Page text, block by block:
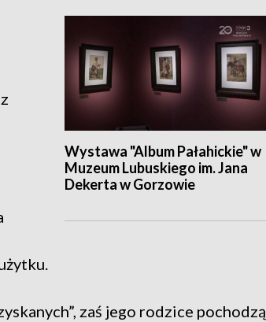
Wystawa "Album Pałahickie" w
Muzeum Lubuskiego im. Jana
Dekerta w Gorzowie
zaś jego rodzice pochodzą